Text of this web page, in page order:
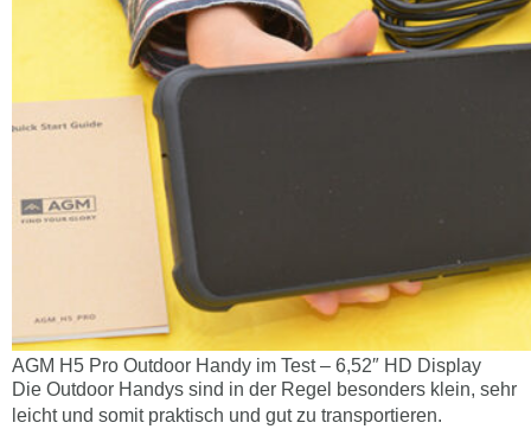
AGM H5 Pro Outdoor Handy im Test – 6,52″ HD Display
Die Outdoor Handys sind in der Regel besonders klein, sehr
leicht und somit praktisch und gut zu transportieren.